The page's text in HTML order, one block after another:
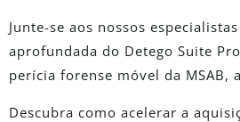
Junte-se aos nossos
aprofundada do Detego Suite
perícia forense móvel da
Descubra como acelerar a